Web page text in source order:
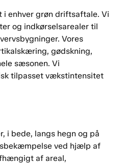
enhver grøn driftsaftale. Vi
og indkørselsarealer til
Vores
gødskning,
sæsonen. Vi
tilpasset vækstintensitet
i bede, langs hegn og på
ved hjælp af
af areal,